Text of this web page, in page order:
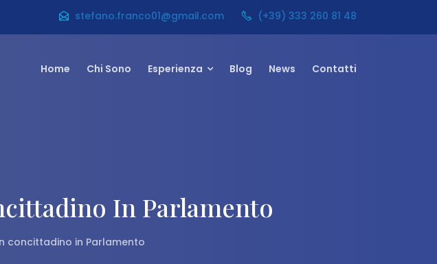
stefano.franco01@gmail.com (+39) 333 260 81 48
Home Chi Sono Esperienza Blog News Contatti
In Parlamento
concittadino in Parlamento